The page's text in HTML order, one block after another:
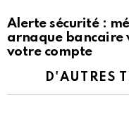
Alerte sécurité :
arnaque
votre compte
D'AUTRES